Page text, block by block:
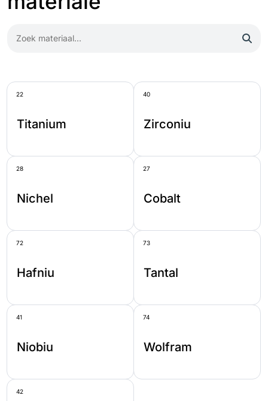
22
Titanium
40
Zirconiu
28
Nichel
27
Cobalt
72
Hafniu
73
Tantal
41
Niobiu
74
Wolfram
42